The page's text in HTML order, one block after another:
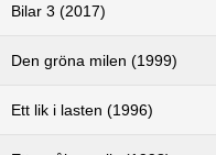
Bilar 3 (2017)
Den gröna milen (1999)
Ett lik i lasten (1996)